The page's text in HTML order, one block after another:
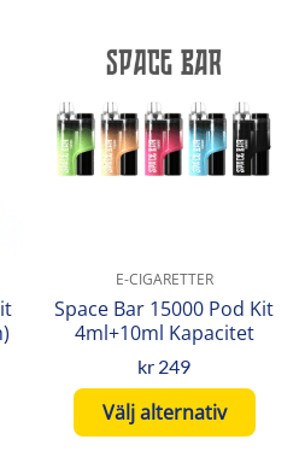
E-CIGARETTER
Space Bar 15000 Pod Kit
4ml+10ml Kapacitet
kr 249
Välj alternativ
här
har
flera
varianter.
kan
väljas
produktsidan